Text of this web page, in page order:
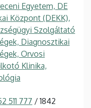
Egyetem, DE
Központ (DEKK),
Szolgáltató
Diagnosztikai
Orvosi
Klinika,
511 777 / 1842